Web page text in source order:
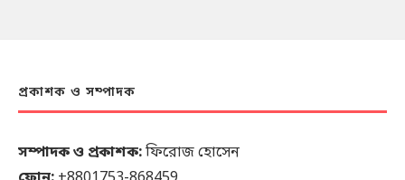
প্রকাশক ও সম্পাদক
সম্পাদক ও প্রকাশক:ফিরোজ হোসেন